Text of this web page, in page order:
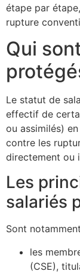
étape par
rupture
Qui
Le statut de
effectif de
ou assimilés)
contre les
directement ou
Les
salariés
Sont
les
(CSE),